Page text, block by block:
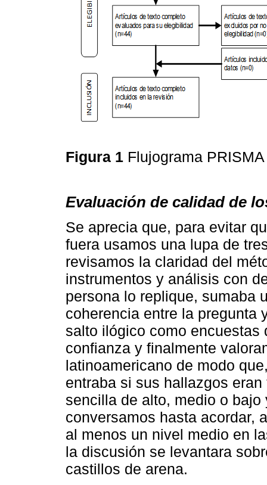
Figura 1 Flujograma
Evaluación de calidad de
Se aprecia que, para evitar
fuera usamos una lupa de
revisamos la claridad del
instrumentos y análisis con
persona lo replique, sumaba
coherencia entre la pregunta
salto ilógico como encuestas
confianza y finalmente
latinoamericano de modo
entraba si sus hallazgos
sencilla de alto, medio o
conversamos hasta acordar,
al menos un nivel medio en
la discusión se levantara
castillos de arena.